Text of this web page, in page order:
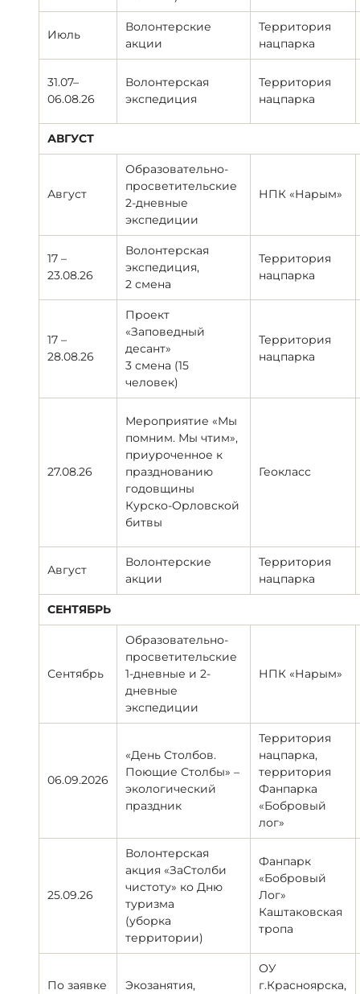
Июль
Волонтерские
акции
Территория
нацпарка
31.07–
06.08.26
Волонтерская
экспедиция
Территория
нацпарка
АВГУСТ
Август
Образовательно-
просветительские
2-дневные
экспедиции
НПК «Нарым»
17 –
23.08.26
Волонтерская
экспедиция,
2 смена
Территория
нацпарка
17 –
28.08.26
Проект
«Заповедный
десант»
3 смена (15
человек)
Территория
нацпарка
27.08.26
Мероприятие «Мы
помним. Мы чтим»,
приуроченное к
празднованию
годовщины
Курско-Орловской
битвы
Геокласс
Август
Волонтерские
акции
Территория
нацпарка
СЕНТЯБРЬ
Сентябрь
Образовательно-
просветительские
1-дневные и 2-
дневные
экспедиции
НПК «Нарым»
06.09.2026
«День Столбов.
Поющие Столбы» –
экологический
праздник
Территория
нацпарка,
территория
Фанпарка
«Бобровый
лог»
25.09.26
Волонтерская
акция «ЗаСтолби
чистоту» ко Дню
туризма
(уборка
территории)
Фанпарк
«Бобровый
Лог»
Каштаковская
тропа
По заявке
Экозанятия,
ОУ
г.Красноярска,